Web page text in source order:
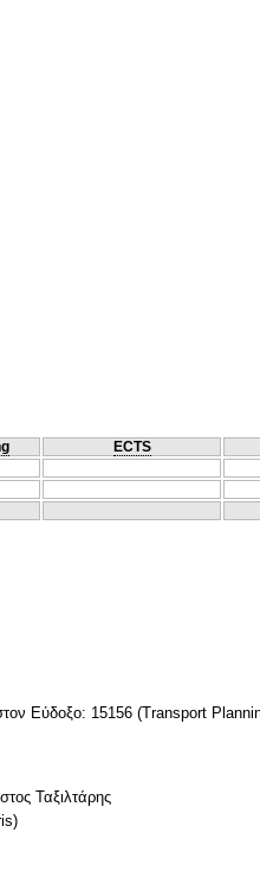
ECTS
Εύδοξο: 15156 (Transport
Ταξιλτάρης